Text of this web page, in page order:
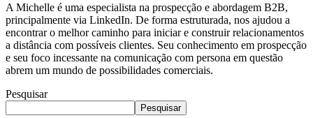
A Michelle é uma especialista na prospecção e abordagem B2B,
principalmente via LinkedIn. De forma estruturada, nos ajudou a
encontrar o melhor caminho para iniciar e construir relacionamentos
a distância com possíveis clientes. Seu conhecimento em prospecção
e seu foco incessante na comunicação com persona em questão
abrem um mundo de possibilidades comerciais.
Pesquisar
Pesquisar